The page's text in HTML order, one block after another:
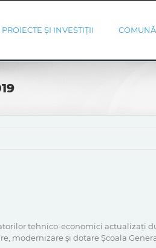
PROIECTE ȘI INVESTIȚII COMUNĂ
tehnico-economici
modernizare și dotare Școala